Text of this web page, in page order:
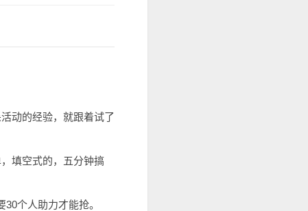
动的经验，就跟着试了
填空式的，五分钟搞
个人助力才能抢。